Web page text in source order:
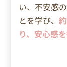
い、不安感
とを学び、
り、安心感